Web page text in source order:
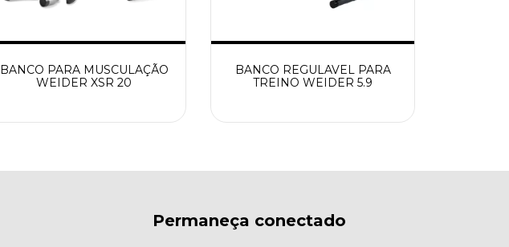
BANCO PARA MUSCULAÇÃO
WEIDER XSR 20
BANCO REGULAVEL PARA
TREINO WEIDER 5.9
Permaneça conectado